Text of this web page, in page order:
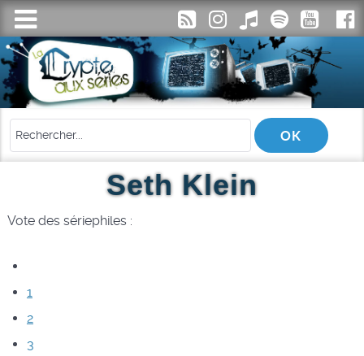
Seth Klein
Vote des sériephiles :
1
2
3